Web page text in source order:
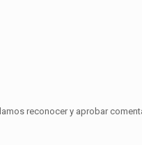
reconocer y aprobar